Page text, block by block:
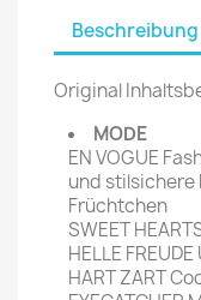
Beschreibung
Original
MODE
EN VOGUE
und
Früchtchen
SWEET
HELLE
HART ZART